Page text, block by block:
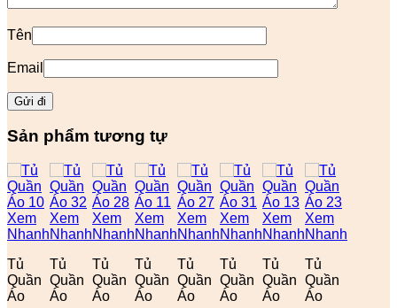
Tên
Email
Sản phẩm tương tự
Xem
Nhanh
Tủ
Quần
Áo
Xem
Nhanh
Tủ
Quần
Áo
Xem
Nhanh
Tủ
Quần
Áo
Xem
Nhanh
Tủ
Quần
Áo
Xem
Nhanh
Tủ
Quần
Áo
Xem
Nhanh
Tủ
Quần
Áo
Xem
Nhanh
Tủ
Quần
Áo
Xem
Nhanh
Tủ
Quần
Áo